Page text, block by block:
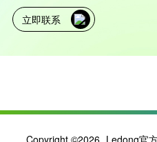
立即联系
Copyright ©2026 Ledong官